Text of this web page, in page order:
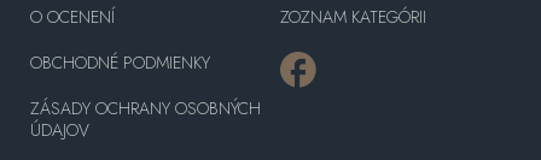
O OCENENÍ
OBCHODNÉ PODMIENKY
ZÁSADY OCHRANY OSOBNÝCH
ÚDAJOV
ZOZNAM KATEGÓRII